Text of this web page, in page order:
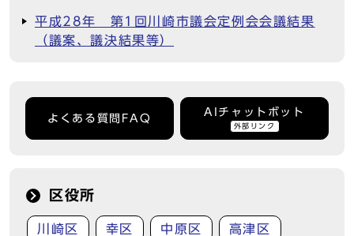
平成28年 第1回川崎市議会定例会会議結果
（議案、議決結果等）
よくある質問FAQ
AIチャットボット
外部リンク
区役所
川崎区 幸区 中原区 高津区